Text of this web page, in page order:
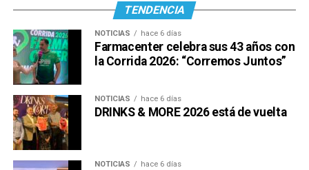
TENDENCIA
NOTICIAS hace 6 días
Farmacenter celebra sus 43 años con
la Corrida 2026: “Corremos Juntos”
NOTICIAS hace 6 días
DRINKS & MORE 2026 está de vuelta
NOTICIAS hace 6 días